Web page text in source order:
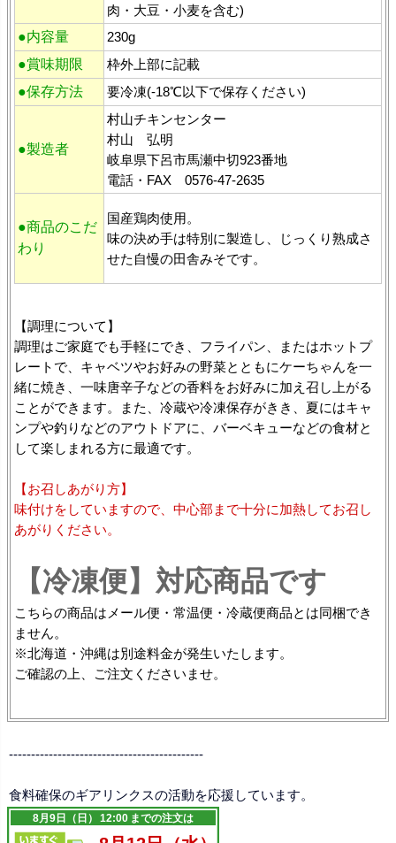
肉・大豆・小麦を含む)
●内容量
230g
●賞味期限
枠外上部に記載
●保存方法
要冷凍(-18℃以下で保存ください)
●製造者
村山チキンセンター
村山 弘明
岐阜県下呂市馬瀬中切923番地
電話・FAX 0576-47-2635
●商品のこだ
わり
国産鶏肉使用。
味の決め手は特別に製造し、じっくり熟成さ
せた自慢の田舎みそです。
【調理について】
調理はご家庭でも手軽にでき、フライパン、またはホットプ
レートで、キャベツやお好みの野菜とともにケーちゃんを一
緒に焼き、一味唐辛子などの香料をお好みに加え召し上がる
ことができます。また、冷蔵や冷凍保存がきき、夏にはキャ
ンプや釣りなどのアウトドアに、バーベキューなどの食材と
して楽しまれる方に最適です。
【お召しあがり方】
味付けをしていますので、中心部まで十分に加熱してお召し
あがりください。
【冷凍便】対応商品です
こちらの商品はメール便・常温便・冷蔵便商品とは同梱でき
ません。
※北海道・沖縄は別途料金が発生いたします。
ご確認の上、ご注文くださいませ。
--------------------------------------------
食料確保のギアリンクスの活動を応援しています。